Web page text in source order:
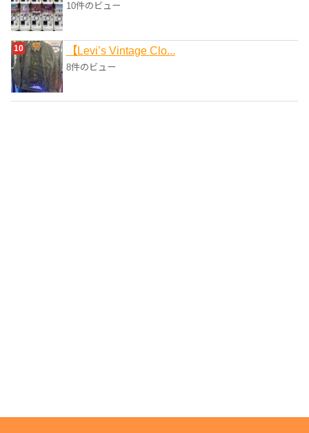
10件のビュー
【Levi’s Vintage Clo...
8件のビュー